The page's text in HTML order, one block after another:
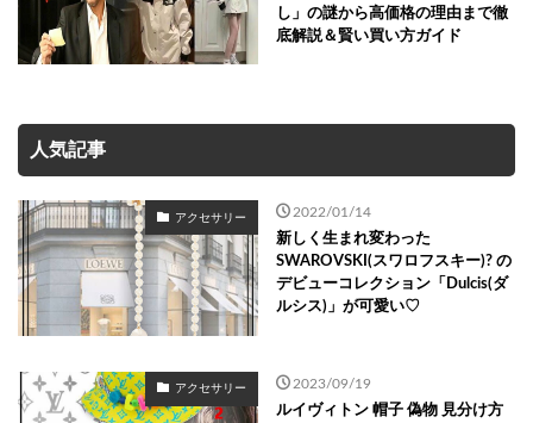
し」の謎から高価格の理由まで徹
底解説＆賢い買い方ガイド
人気記事
アクセサリー 2022/01/14
新しく生まれ変わった
SWAROVSKI(スワロフスキー)? の
デビューコレクション「Dulcis(ダ
ルシス)」が可愛い♡
アクセサリー 2023/09/19
ルイヴィトン 帽子 偽物 見分け方